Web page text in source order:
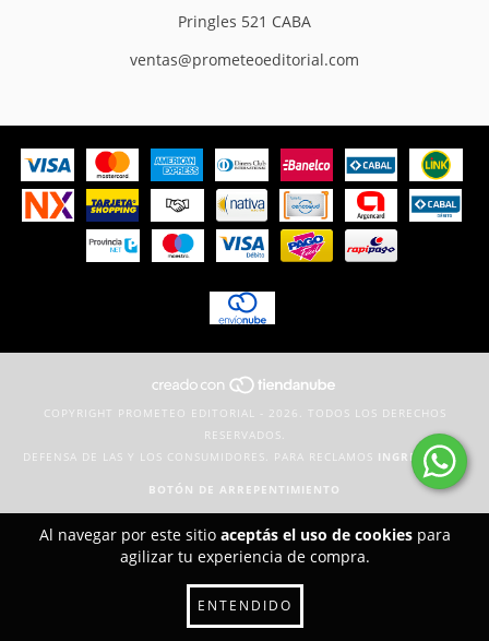
Al navegar por este sitio aceptás el uso de cookiespara
agilizar tu experiencia de compra.
ENTENDIDO
Pringles 521 CABA
ventas@prometeoeditorial.com
COPYRIGHT PROMETEO EDITORIAL - 2026. TODOS LOS DERECHOS
RESERVADOS.
DEFENSA DE LAS Y LOS CONSUMIDORES. PARA RECLAMOS INGRESÁ ACÁ.
BOTÓN DE ARREPENTIMIENTO